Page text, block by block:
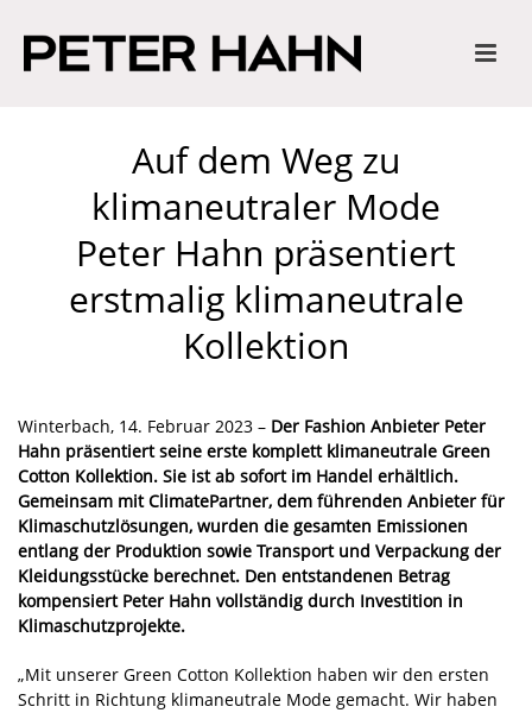
Auf dem Weg zu
klimaneutraler Mode
Peter Hahn präsentiert
erstmalig klimaneutrale
Kollektion
Winterbach, 14. Februar 2023 – Der Fashion Anbieter Peter
Hahn präsentiert seine erste komplett klimaneutrale Green
Cotton Kollektion. Sie ist ab sofort im Handel erhältlich.
Gemeinsam mit ClimatePartner, dem führenden Anbieter für
Klimaschutzlösungen, wurden die gesamten Emissionen
entlang der Produktion sowie Transport und Verpackung der
Kleidungsstücke berechnet. Den entstandenen Betrag
kompensiert Peter Hahn vollständig durch Investition in
Klimaschutzprojekte.
„Mit unserer Green Cotton Kollektion haben wir den ersten
Schritt in Richtung klimaneutrale Mode gemacht. Wir haben